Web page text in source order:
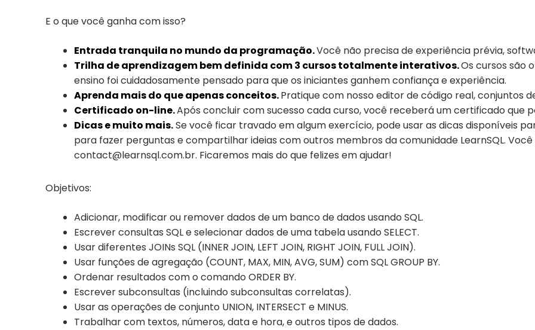
E o que você ganha com isso?
Entrada tranquila no mundo da programação.Você não precisa de experiência prévia,
Trilha de aprendizagem bem definida com 3 cursos totalmente interativos.Os cursos são
ensino foi cuidadosamente pensado para que os iniciantes ganhem confiança e experiência.
Aprenda mais do que apenas conceitos.Pratique com nosso editor de código real, conjuntos
Certificado on-line.Após concluir com sucesso cada curso, você receberá um certificado que
Dicas e muito mais.Se você ficar travado em algum exercício, pode usar as dicas disponíveis
para fazer perguntas e compartilhar ideias com outros membros da comunidade LearnSQL.
contact@learnsql.com.br. Ficaremos mais do que felizes em ajudar!
Objetivos:
Adicionar, modificar ou remover dados de um banco de dados usando SQL.
Escrever consultas SQL e selecionar dados de uma tabela usando SELECT.
Usar diferentes JOINs SQL (INNER JOIN, LEFT JOIN, RIGHT JOIN, FULL JOIN).
Usar funções de agregação (COUNT, MAX, MIN, AVG, SUM) com SQL GROUP BY.
Ordenar resultados com o comando ORDER BY.
Escrever subconsultas (incluindo subconsultas correlatas).
Usar as operações de conjunto UNION, INTERSECT e MINUS.
Trabalhar com textos, números, data e hora, e outros tipos de dados.